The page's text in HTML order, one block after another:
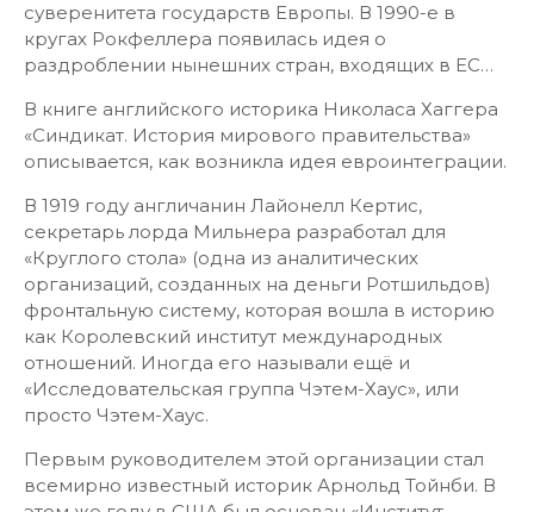
суверенитета государств Европы. В 1990-е в
кругах Рокфеллера появилась идея о
раздроблении нынешних стран, входящих в ЕС…
В книге английского историка Николаса Хаггера
«Синдикат. История мирового правительства»
описывается, как возникла идея евроинтеграции.
В 1919 году англичанин Лайонелл Кертис,
секретарь лорда Мильнера разработал для
«Круглого стола» (одна из аналитических
организаций, созданных на деньги Ротшильдов)
фронтальную систему, которая вошла в историю
как Королевский институт международных
отношений. Иногда его называли ещё и
«Исследовательская группа Чэтем-Хаус», или
просто Чэтем-Хаус.
Первым руководителем этой организации стал
всемирно известный историк Арнольд Тойнби. В